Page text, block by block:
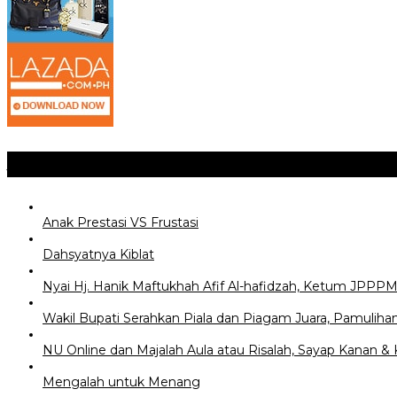
Anak Prestasi VS Frustasi
Dahsyatnya Kiblat
Nyai Hj. Hanik Maftukhah Afif Al-hafidzah, Ketum
‎Wakil Bupati Serahkan Piala dan Piagam Juara,
NU Online dan Majalah Aula atau Risalah, Sayap Kanan
Mengalah untuk Menang